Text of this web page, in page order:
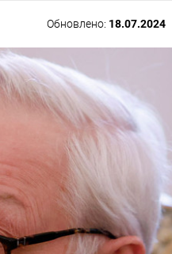
Обновлено: 18.07.2024